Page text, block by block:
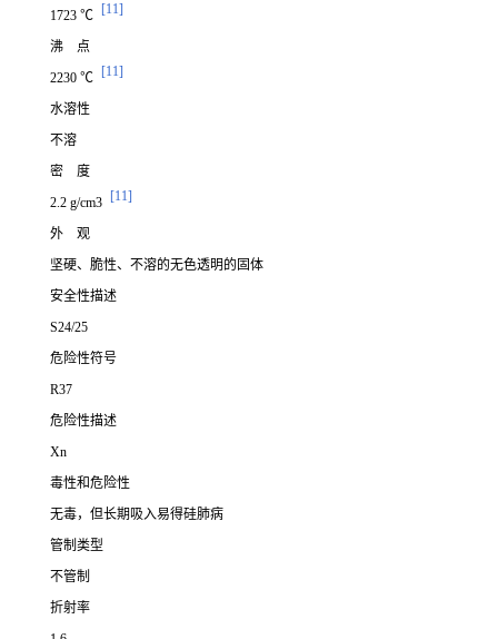
1723 ℃ [11]
沸 点
2230 ℃ [11]
水溶性
不溶
密 度
2.2 g/cm3 [11]
外 观
坚硬、脆性、不溶的无色透明的固体
安全性描述
S24/25
危险性符号
R37
危险性描述
Xn
毒性和危险性
无毒，但长期吸入易得硅肺病
管制类型
不管制
折射率